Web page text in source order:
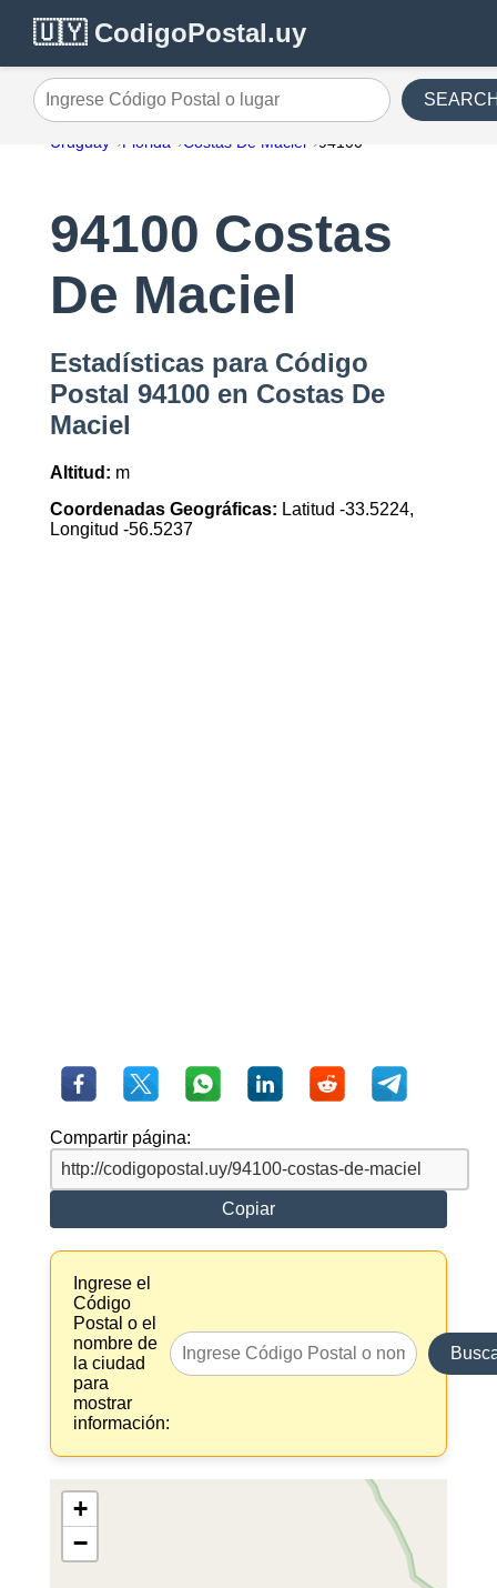
🇺🇾 CodigoPostal.uy
Ingrese Código Postal o lugar
Uruguay Florida Costas De Maciel 94100
94100 Costas
De Maciel
Estadísticas para Código
Postal 94100 en Costas De
Maciel
Altitud: m
Coordenadas Geográficas: Latitud -33.5224,
Longitud -56.5237
Compartir página:
Copiar
Ingrese el
Código
Postal o el
nombre de
la ciudad
para
mostrar
información:
+
−